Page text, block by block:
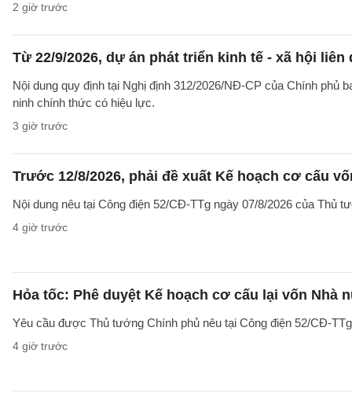
2 giờ trước
Từ 22/9/2026, dự án phát triển kinh tế - xã hội
Nội dung quy định tại Nghị định 312/2026/NĐ-CP của Chính phủ
ninh chính thức có hiệu lực.
3 giờ trước
Trước 12/8/2026, phải đề xuất Kế hoạch cơ cấu
Nội dung nêu tại Công điện 52/CĐ-TTg ngày 07/8/2026 của Thủ
4 giờ trước
Hỏa tốc: Phê duyệt Kế hoạch cơ cấu lại vốn Nhà
Yêu cầu được Thủ tướng Chính phủ nêu tại Công điện 52/CĐ-
4 giờ trước